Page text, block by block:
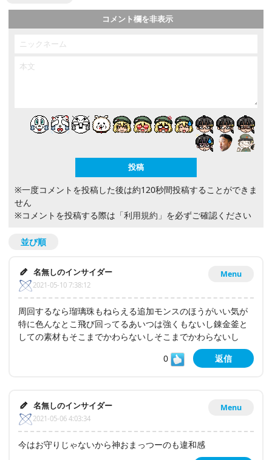
コメント欄を非表示
※一度コメントを投稿した後は約120秒間投稿することができま
せん
※コメントを投稿する際は 「利用規約」 を必ずご確認ください
並び順
Menu
名無しのインサイダー
2021-05-10 7:38:12
周回するなら瑠璃珠もねらえる追加モンスのほうがいい気が
特に色んなとこ飛び回ってるあいつは強くもないし錬金釜と
しての素材もそこまでかわらないしそこまでかわらないし
0
返信
Menu
名無しのインサイダー
2021-05-06 4:03:34
今はお守りじゃないから神おまっつーのも違和感